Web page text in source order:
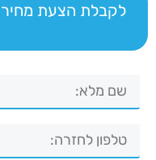
לקבלת הצעת מחיר